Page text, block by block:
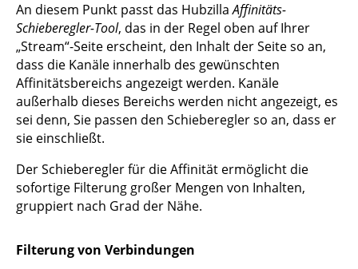
An diesem Punkt passt das HubzillaAffinitäts-
Schieberegler-Tool, das in der Regel oben auf Ihrer
„Stream“-Seite erscheint, den Inhalt der Seite so an,
dass die Kanäle innerhalb des gewünschten
Affinitätsbereichs angezeigt werden. Kanäle
außerhalb dieses Bereichs werden nicht angezeigt, es
sei denn, Sie passen den Schieberegler so an, dass er
sie einschließt.
Der Schieberegler für die Affinität ermöglicht die
sofortige Filterung großer Mengen von Inhalten,
gruppiert nach Grad der Nähe.
Filterung von Verbindungen